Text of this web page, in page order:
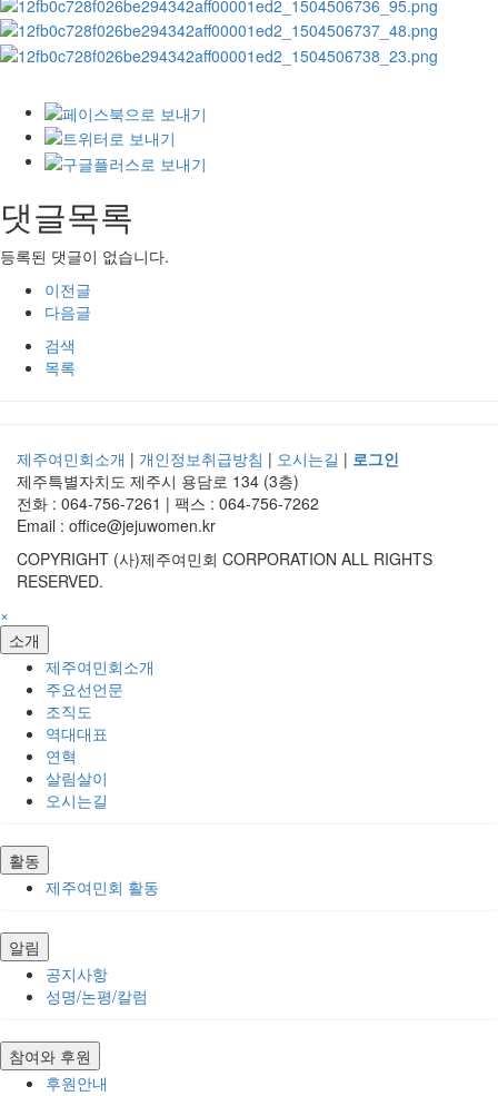
댓글목록
등록된 댓글이 없습니다.
이전글
다음글
검색
목록
제주여민회소개 | 개인정보취급방침 | 오시는길 | 로그인
제주특별자치도 제주시 용담로 134 (3층)
전화 : 064-756-7261 | 팩스 : 064-756-7262
Email : office@jejuwomen.kr
COPYRIGHT (사)제주여민회 CORPORATION ALL RIGHTS
RESERVED.
×
소개
제주여민회소개
주요선언문
조직도
역대대표
연혁
살림살이
오시는길
활동
제주여민회 활동
알림
공지사항
성명/논평/칼럼
참여와 후원
후원안내